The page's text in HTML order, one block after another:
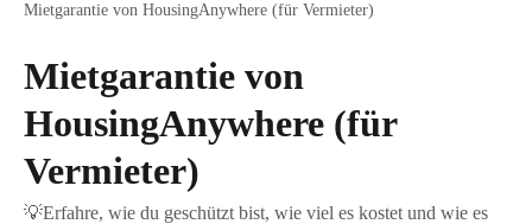
Mietgarantie von HousingAnywhere (für Vermieter)
Mietgarantie von
HousingAnywhere (für
Vermieter)
💡Erfahre, wie du geschützt bist, wie viel es kostet und wie es